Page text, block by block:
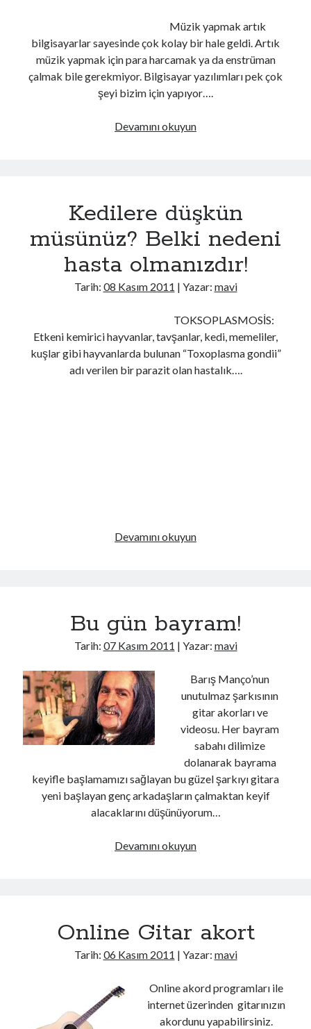
Müzik yapmak artık
bilgisayarlar sayesinde çok kolay bir hale geldi. Artık
müzik yapmak için para harcamak ya da enstrüman
çalmak bile gerekmiyor. Bilgisayar yazılımları pek çok
şeyi bizim için yapıyor….
Devamını okuyunBilgisayarınızla
Kedilere düşkün
müsünüz? Belki nedeni
hasta olmanızdır!
Tarih: 08 Kasım 2011 | Yazar: mavi
TOKSOPLASMOSİS:
Etkeni kemirici hayvanlar, tavşanlar, kedi, memeliler,
kuşlar gibi hayvanlarda bulunan “Toxoplasma gondii”
adı verilen bir parazit olan hastalık….
Devamını okuyunKedilere
hasta
Bu gün bayram!
Tarih: 07 Kasım 2011 | Yazar: mavi
Barış Manço’nun
unutulmaz şarkısının
gitar akorları ve
videosu. Her bayram
sabahı dilimize
dolanarak bayrama
keyifle başlamamızı sağlayan bu güzel şarkıyı gitara
yeni başlayan genç arkadaşların çalmaktan keyif
alacaklarını düşünüyorum…
Devamını okuyunBu
Online Gitar akort
Tarih: 06 Kasım 2011 | Yazar: mavi
Online akord programları ile
internet üzerinden gitarınızın
akordunu yapabilirsiniz.